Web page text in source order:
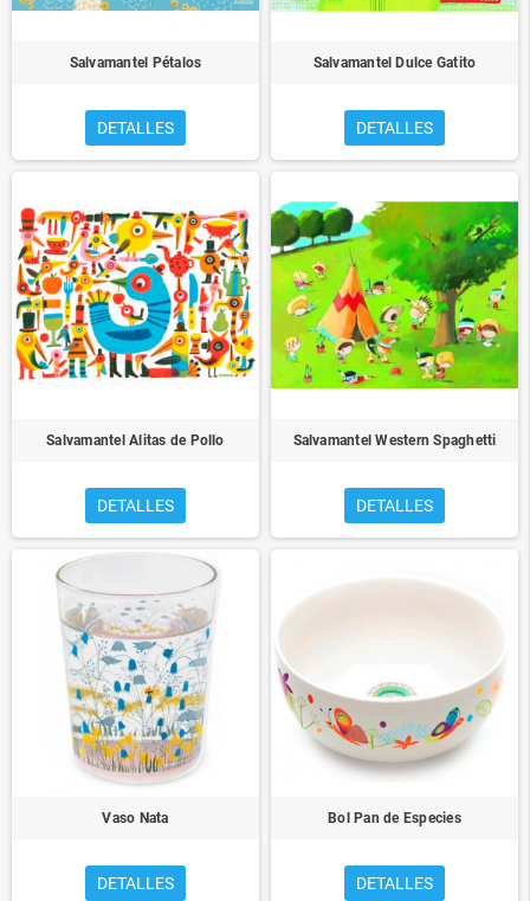
Salvamantel Pétalos
DETALLES
Salvamantel Dulce Gatito
DETALLES
Salvamantel Alitas de Pollo
DETALLES
Salvamantel Western Spaghetti
DETALLES
Vaso Nata
DETALLES
Bol Pan de Especies
DETALLES